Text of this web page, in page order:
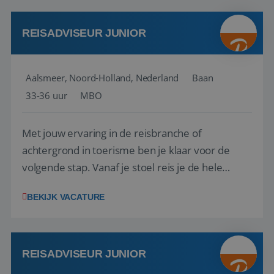
werken: of het nu gaat om vragen ...
REISADVISEUR JUNIOR
Aalsmeer, Noord-Holland, Nederland
Baan
33-36 uur
MBO
Met jouw ervaring in de reisbranche of
achtergrond in toerisme ben je klaar voor de
volgende stap. Vanaf je stoel reis je de hele
wensen van je team, je klant en wat er in de
klanten te overtuigen om die droomreis te
boeken! ...
BEKIJK VACATURE
REISADVISEUR JUNIOR